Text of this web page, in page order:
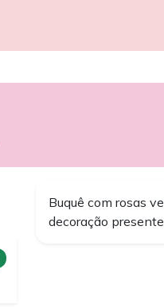
Buquê com rosas
decoração